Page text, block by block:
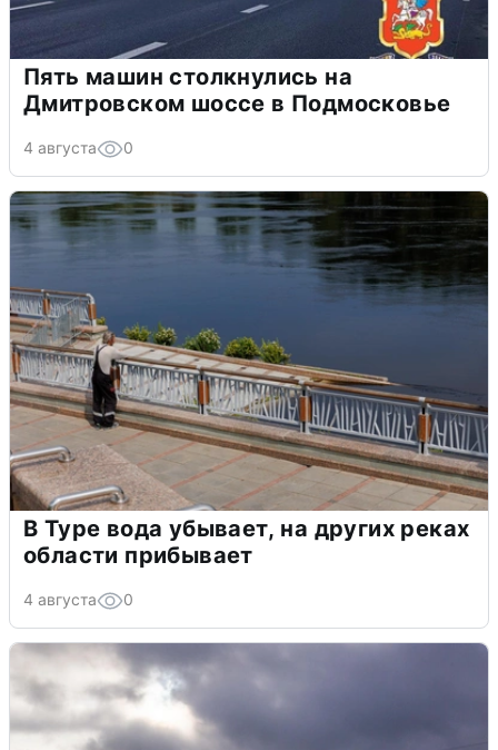
Пять машин столкнулись на
Дмитровском шоссе в Подмосковье
4 августа 0
В Туре вода убывает, на других реках
области прибывает
4 августа 0